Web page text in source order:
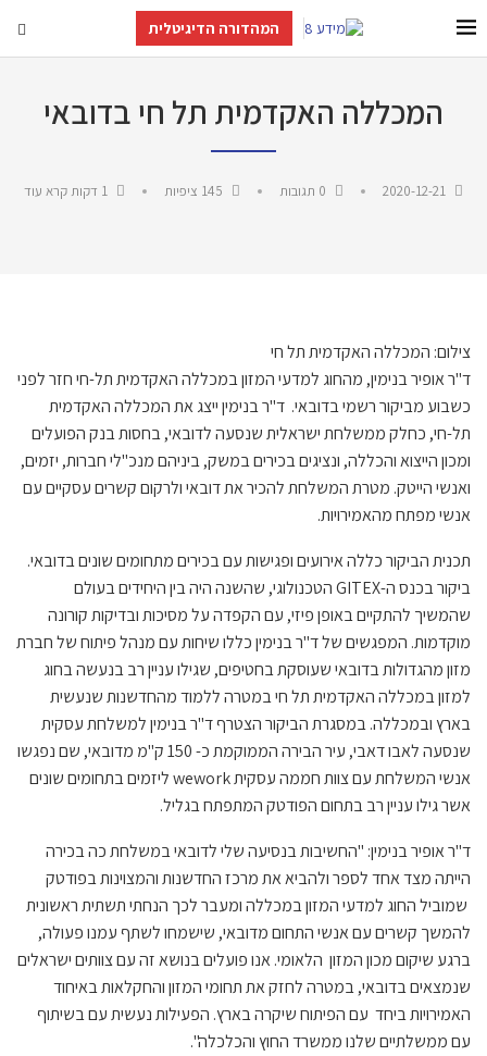
המהדורה הדיגיטלית
המכללה האקדמית תל חי בדובאי
2020-12-21
145 ציפיות
צילום: המכללה האקדמית תל חי
ד"ר אופיר בנימין, מהחוג למדעי המזון במכללה האקדמית תל-חי חזר לפני
כשבוע מביקור רשמי בדובאי. ד"ר בנימין ייצג את המכללה האקדמית
תל-חי, כחלק ממשלחת ישראלית שנסעה לדובאי, בחסות בנק הפועלים
ומכון הייצוא והכללה, ונציגים בכירים במשק, ביניהם מנכ"לי חברות, יזמים,
ואנשי הייטק. מטרת המשלחת להכיר את דובאי ולרקום קשרים עסקיים עם
אנשי מפתח מהאמירויות.
תכנית הביקור כללה אירועים ופגישות עם בכירים מתחומים שונים בדובאי.
ביקור בכנס ה-GITEX הטכנולוגי, שהשנה היה בין היחידים בעולם
שהמשיך להתקיים באופן פיזי, עם הקפדה על מסיכות ובדיקות קורונה
מוקדמות. המפגשים של ד"ר בנימין כללו שיחות עם מנהל פיתוח של חברת
מזון מהגדולות בדובאי שעוסקת בחטיפים, שגילו עניין רב בנעשה בחוג
למזון במכללה האקדמית תל חי במטרה ללמוד מהחדשנות שנעשית
בארץ ובמכללה. במסגרת הביקור הצטרף ד"ר בנימין למשלחת עסקית
שנסעה לאבו דאבי, עיר הבירה הממוקמת כ- 150 ק"מ מדובאי, שם נפגשו
אנשי המשלחת עם צוות חממה עסקית wework ליזמים בתחומים שונים
אשר גילו עניין רב בתחום הפודטק המתפתח בגליל.
ד"ר אופיר בנימין: "החשיבות בנסיעה שלי לדובאי במשלחת כה בכירה
הייתה מצד אחד לספר ולהביא את מרכז החדשנות והמצוינות בפודטק
שמוביל החוג למדעי המזון במכללה ומעבר לכך הנחתי תשתית ראשונית
להמשך קשרים עם אנשי התחום מדובאי, שישמחו לשתף עמנו פעולה,
ברגע שיקום מכון המזון הלאומי. אנו פועלים בנושא זה עם צוותים ישראלים
שנמצאים בדובאי, במטרה לחזק את תחומי המזון והחקלאות באיחוד
האמירויות ביחד עם הפיתוח שיקרה בארץ. הפעילות נעשית עם בשיתוף
עם ממשלתיים שלנו ממשרד החוץ והכלכלה".